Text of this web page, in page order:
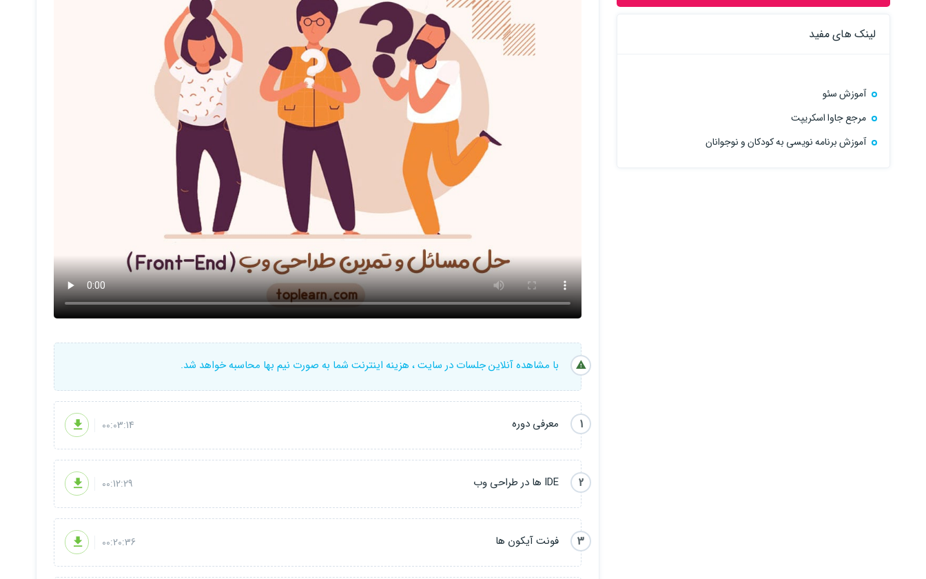
خب حالا شاید بگید خب من سرچ میکنم و کد رو کپی پیست میکنم دیگه نیاز به دوره نیست
من درجواب به این مطلب باید بگم که این دوره برای چند دسته از طراحان وب مناسبه که الان به چندتاشون اشاره میکنم :
2) برای عزیزانی که ترجیح میدهند با توضیح کد رو بفهمند و کامل یادش بگیرن تا اینکه همینجوری کپی پیست کنن(حتی اگه زمان بیشتری رو
خب الان هم ممکنه بگید آخه چه کاریه راحت کد رو کپی پیست میکنم تازه وقت کمتری هم ازم میگیره
من در جواب به این مطلب باید بگم که شما میتونی اینکارو بکنی ولی حتما کسایی هستن مثل من که تنها در یک حالت به خودشون اجازه کپی
کردن کدی رو میدن (و اون حالت هم فهمیدن اون کد هستش)
باید اینم اضافه کنم که این دوره شامل :
💡 حداقل 12 تمرین
💡 1 پروژه ی عملی (To Do list)
می باشد.
خب دیگه بیشتر از این وقتتون رو نمیگیرم فقط تا یادم نرفته میخوام پیشنیاز های این دوره رو بگم :
HTML
CSS
Java Script
با مشاهده آنلاین جلسات در سایت ، هزینه اینترنت شما به صورت نیم بها محاسبه خواهد شد.
1 معرفی دوره 00:03:14
2 IDE ها در طراحی وب 00:12:29
3 فونت آیکون ها 00:20:36
لینک های مفید
آموزش سئو
مرجع جاوا اسکریپت
آموزش برنامه نویسی به کودکان و نوجوانان